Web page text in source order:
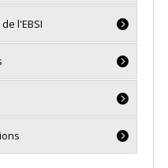
l'EBSI